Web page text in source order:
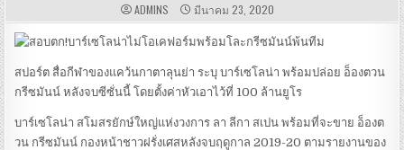
AUTHOR:
ADMINS PUBLISHED
DATE:
มีนาคม 23, 2020
สปอร์ต สื่อกีฬาของแคว้นกาตาลุนย่า ระบุ บาร์เซโลน่า พร้อมปล่อย อ็องตวน
กรีซมันน์ หลังจบซีซั่นนี้ โดยตั้งค่าหัวเอาไว้ที่ 100 ล้านยูโร
บาร์เซโลน่า สโมสรยักษ์ใหญ่แห่งวงการ ลา ลีกา สเปน พร้อมที่จะขาย อ็องต
วน กรีซมันน์ กองหน้าชาวฝรั่งเศสหลังจบฤดูกาล 2019-20 ตามรายงานของ